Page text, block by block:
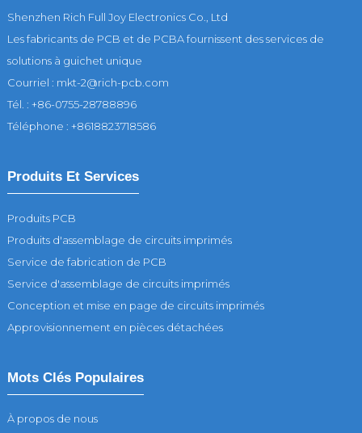
Shenzhen Rich Full Joy Electronics Co., Ltd
Les fabricants de PCB et de PCBA fournissent des services de
solutions à guichet unique
Courriel : mkt-2@rich-pcb.com
Tél. : +86-0755-28788896
Téléphone : +8618823718586
Produits Et Services
Produits PCB
Produits d'assemblage de circuits imprimés
Service de fabrication de PCB
Service d'assemblage de circuits imprimés
Conception et mise en page de circuits imprimés
Approvisionnement en pièces détachées
Mots Clés Populaires
À propos de nous